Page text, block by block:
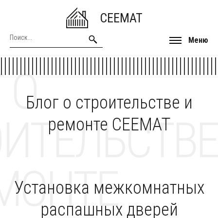
CEEMAT
Меню
Блог о строительстве и
ремонте CEEMAT
О
Установка межкомнатных
распашных дверей